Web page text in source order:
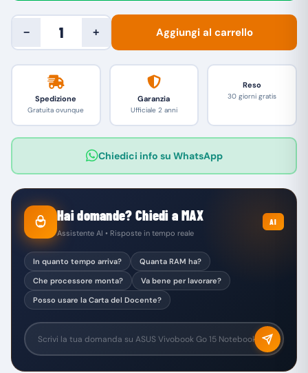
− + Aggiungi al carrello
Spedizione
Gratuita ovunque
Garanzia
Ufficiale 2 anni
Reso
30 giorni gratis
Chiedici info su WhatsApp
Hai domande? Chiedi a MAX
Assistente AI • Risposte in tempo reale
AI
In quanto tempo arriva?
Quanta RAM ha?
Che processore monta?
Va bene per lavorare?
Posso usare la Carta del Docente?